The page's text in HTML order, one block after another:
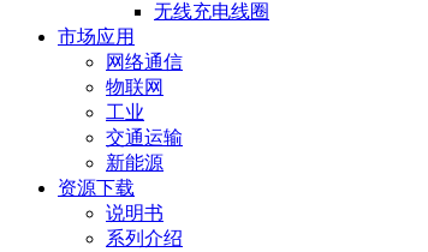
无线充电线圈
市场应用
网络通信
物联网
工业
交通运输
新能源
资源下载
说明书
系列介绍